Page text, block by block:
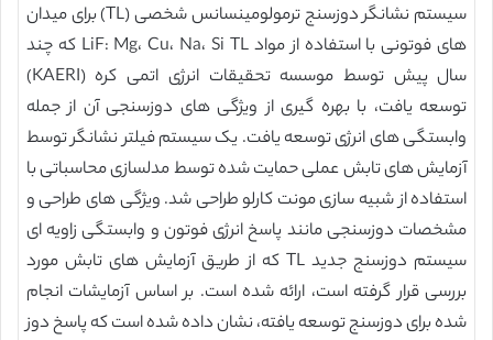
سیستم نشانگر دوزسنج ترمولومینسانس شخصی (TL) برای میدان
های فوتونی با استفاده از مواد LiF: Mg، Cu، Na، Si TL که چند
سال پیش توسط موسسه تحقیقات انرژی اتمی کره (KAERI)
توسعه یافت، با بهره گیری از ویژگی های دوزسنجی آن از جمله
وابستگی های انرژی توسعه یافت. یک سیستم فیلتر نشانگر توسط
آزمایش های تابش عملی حمایت شده توسط مدلسازی محاسباتی با
استفاده از شبیه سازی مونت کارلو طراحی شد. ویژگی های طراحی و
مشخصات دوزسنجی مانند پاسخ انرژی فوتون و وابستگی زاویه ای
سیستم دوزسنج جدید TL که از طریق آزمایش های تابش مورد
بررسی قرار گرفته است، ارائه شده است. بر اساس آزمایشات انجام
شده برای دوزسنج توسعه یافته، نشان داده شده است که پاسخ دوز